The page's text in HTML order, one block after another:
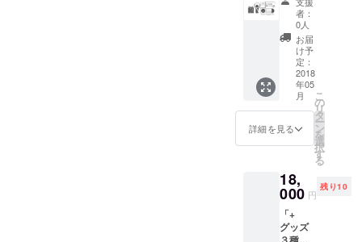
ノコト
◯「君
という
雨MV」
原画ラ
ンダム3
枚 ◯ク
レジッ
ト名入
＞ (LIVE
み、舞
台公演
2ヶ月以
内に発
フ」 ◯
ミニア
ルバム
「リク
ノコト
ウ」(全
7曲予
◯LIVE
DVD「
深居優
vol.01-
リクノ
コト
ウ-」収
録 ◯
者：
0人
お届
け予
定：
2018
年05
月
詳細を見る
こ
の
リ
タ
ー
ン
を
選
択
す
る
18,
000 円
残り10
「+
グッズ